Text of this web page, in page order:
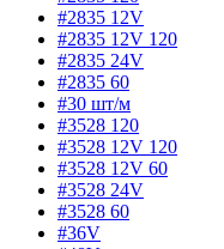
#2835 12V
#2835 12V 120
#2835 24V
#2835 60
#30 шт/м
#3528 120
#3528 12V 120
#3528 12V 60
#3528 24V
#3528 60
#36V